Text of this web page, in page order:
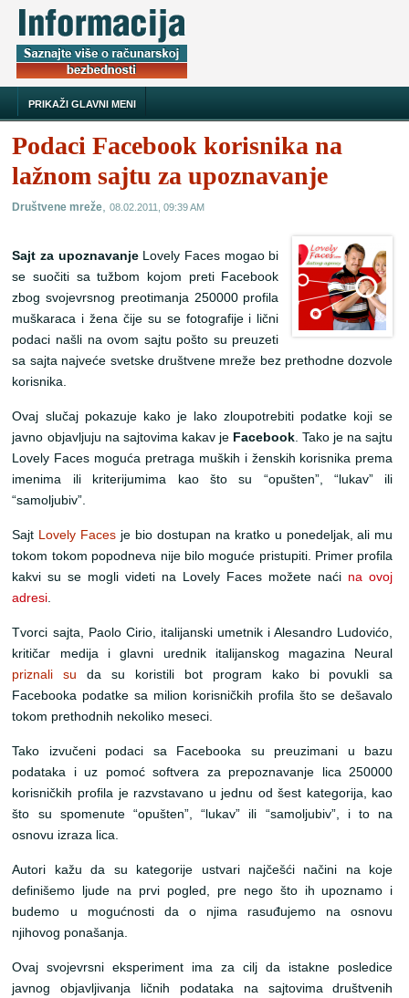
PRIKAŽI GLAVNI MENI
Podaci Facebook korisnika na
lažnom sajtu za upoznavanje
Društvene mreže,08.02.2011, 09:39 AM
Sajt za upoznavanjeLovely Faces mogao bi
se suočiti sa tužbom kojom preti Facebook
zbog svojevrsnog preotimanja 250000 profila
muškaraca i žena čije su se fotografije i lični
podaci našli na ovom sajtu pošto su preuzeti
sa sajta najveće svetske društvene mreže bez prethodne dozvole
korisnika.
Ovaj slučaj pokazuje kako je lako zloupotrebiti podatke koji se
javno objavljuju na sajtovima kakav je Facebook. Tako je na sajtu
Lovely Faces moguća pretraga muških i ženskih korisnika prema
imenima ili kriterijumima kao što su “opušten”, “lukav” ili
“samoljubiv”.
Sajt Lovely Faces je bio dostupan na kratko u ponedeljak, ali mu
tokom tokom popodneva nije bilo moguće pristupiti. Primer profila
kakvi su se mogli videti na Lovely Faces možete naći na ovoj
adresi.
Tvorci sajta, Paolo Cirio, italijanski umetnik i Alesandro Ludovićo,
kritičar medija i glavni urednik italijanskog magazina Neural
priznali su da su koristili bot program kako bi povukli sa
Facebooka podatke sa milion korisničkih profila što se dešavalo
tokom prethodnih nekoliko meseci.
Tako izvučeni podaci sa Facebooka su preuzimani u bazu
podataka i uz pomoć softvera za prepoznavanje lica 250000
korisničkih profila je razvstavano u jednu od šest kategorija, kao
što su spomenute “opušten”, “lukav” ili “samoljubiv”, i to na
osnovu izraza lica.
Autori kažu da su kategorije ustvari najčešći načini na koje
definišemo ljude na prvi pogled, pre nego što ih upoznamo i
budemo u mogućnosti da o njima rasuđujemo na osnovu
njihovog ponašanja.
Ovaj svojevrsni eksperiment ima za cilj da istakne posledice
javnog objavljivanja ličnih podataka na sajtovima društvenih